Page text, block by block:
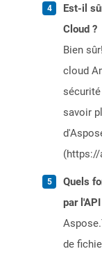
Est-il
Cloud ?
Bien
cloud
savoir
Quels
par
de